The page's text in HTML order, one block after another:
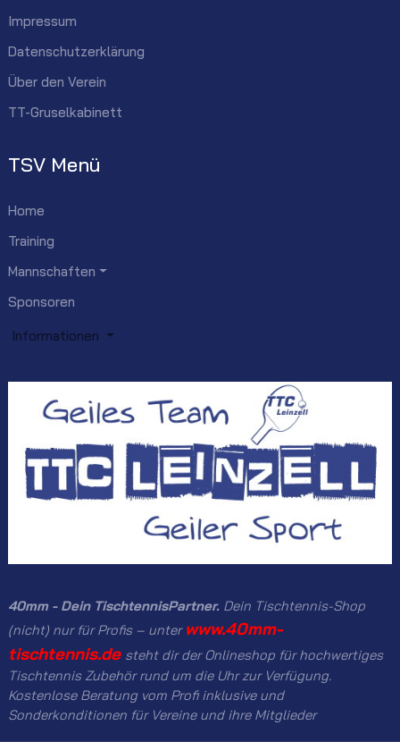
Impressum
Datenschutzerklärung
Über den Verein
TT-Gruselkabinett
TSV Menü
Home
Training
Mannschaften
Sponsoren
Informationen
40mm - Dein TischtennisPartner. Dein Tischtennis-Shop
(nicht) nur für Profis – unter www.40mm-
tischtennis.de steht dir der Onlineshop für hochwertiges
Tischtennis Zubehör rund um die Uhr zur Verfügung.
Kostenlose Beratung vom Profi inklusive und
Sonderkonditionen für Vereine und ihre Mitglieder